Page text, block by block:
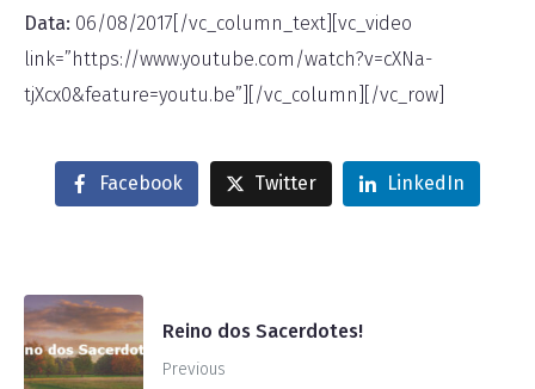
Data: 06/08/2017[/vc_column_text][vc_video
link=”https://www.youtube.com/watch?v=cXNa-
tjXcx0&feature=youtu.be”][/vc_column][/vc_row]
Facebook Twitter LinkedIn
Reino dos Sacerdotes!
Previous